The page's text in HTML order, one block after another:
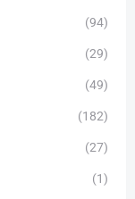
(94)
(29)
(49)
(182)
(27)
(1)